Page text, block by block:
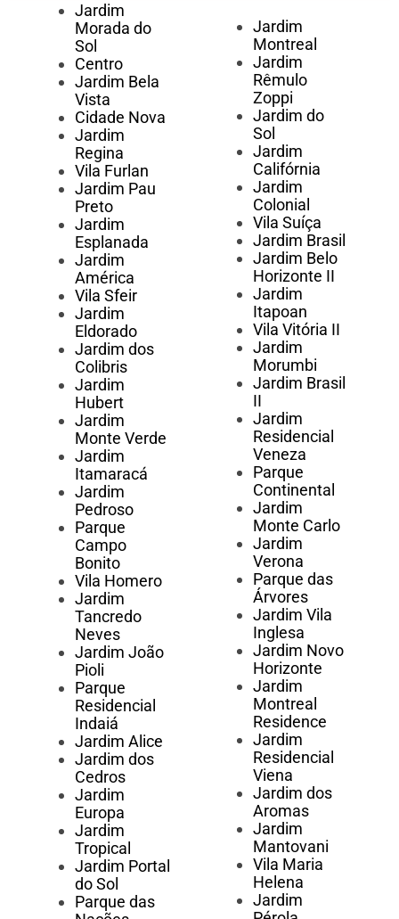
Jardim
Morada do
Sol
Centro
Jardim Bela
Vista
Cidade Nova
Jardim
Regina
Vila Furlan
Jardim Pau
Preto
Jardim
Esplanada
Jardim
América
Vila Sfeir
Jardim
Eldorado
Jardim dos
Colibris
Jardim
Hubert
Jardim
Monte Verde
Jardim
Itamaracá
Jardim
Pedroso
Parque
Campo
Bonito
Vila Homero
Jardim
Tancredo
Neves
Jardim João
Pioli
Parque
Residencial
Indaiá
Jardim Alice
Jardim dos
Cedros
Jardim
Europa
Jardim
Tropical
Jardim Portal
do Sol
Parque das
Jardim
Montreal
Jardim
Rêmulo
Zoppi
Jardim do
Sol
Jardim
Califórnia
Jardim
Colonial
Vila Suíça
Jardim Brasil
Jardim Belo
Horizonte II
Jardim
Itapoan
Vila Vitória II
Jardim
Morumbi
Jardim Brasil
II
Jardim
Residencial
Veneza
Parque
Continental
Jardim
Monte Carlo
Jardim
Verona
Parque das
Árvores
Jardim Vila
Inglesa
Jardim Novo
Horizonte
Jardim
Montreal
Residence
Jardim
Residencial
Viena
Jardim dos
Aromas
Jardim
Mantovani
Vila Maria
Helena
Jardim